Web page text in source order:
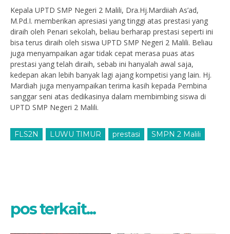
Kepala UPTD SMP Negeri 2 Malili, Dra.Hj.Mardiiah As’ad,
M.Pd.I. memberikan apresiasi yang tinggi atas prestasi yang
diraih oleh Penari sekolah, beliau berharap prestasi seperti ini
bisa terus diraih oleh siswa UPTD SMP Negeri 2 Malili. Beliau
juga menyampaikan agar tidak cepat merasa puas atas
prestasi yang telah diraih, sebab ini hanyalah awal saja,
kedepan akan lebih banyak lagi ajang kompetisi yang lain. Hj.
Mardiah juga menyampaikan terima kasih kepada Pembina
sanggar seni atas dedikasinya dalam membimbing siswa di
UPTD SMP Negeri 2 Malili.
FLS2N LUWU TIMUR prestasi SMPN 2 Malili
pos terkait...